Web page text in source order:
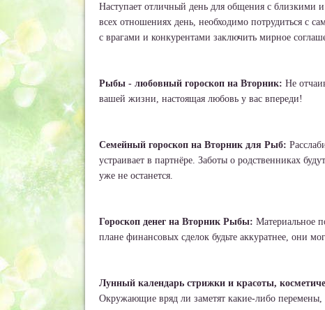
Наступает отличный день для общения с близкими
всех отношениях день, необходимо потрудиться с
с врагами и конкурентами заключить мирное
Рыбы - любовный гороскоп на Вторник: Не
вашей жизни, настоящая любовь у вас впереди!
Семейный гороскоп на Вторник для Рыб:
устраивает в партнёре. Заботы о родственниках
уже не останется.
Гороскоп денег на Вторник Рыбы: Материальное
плане финансовых сделок будьте аккуратнее, они
Лунный календарь стрижки и красоты,
Окружающие вряд ли заметят какие-либо